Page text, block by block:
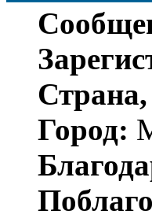
Город: